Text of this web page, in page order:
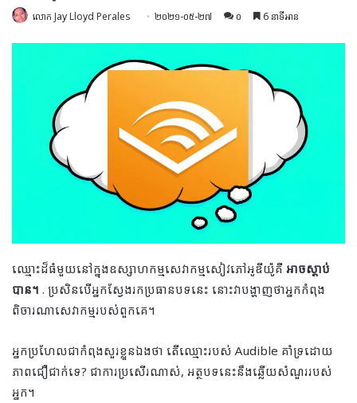
លោក Jay Lloyd Perales ២០២១-០៥-២៧ ០ 6 នាទីអាន
ឈ្មោះដ៏ធំមួយនៅក្នុងឧស្សាហកម្មសេវាកម្មសៀវភៅអូឌីយ៉ូគឺ អាចស្តាប់
បាន។ . ប្រសិនបើអ្នកស្វែងរកប្រធានបទនេះ នោះវាបង្ហាញថាអ្នកកំពុង
ពិចារណាសេវាកម្មរបស់ពួកគេ។
អ្នកប្រហែលជាកំពុងសួរខ្លួនឯងថា តើឈ្មោះរបស់ Audible គាំទ្រដោយ
ភាពជឿជាក់ទេ? ជាការប្រសើរណាស់, អត្ថបទនេះនឹងឆ្លើយសំណួររបស់
អ្នក។